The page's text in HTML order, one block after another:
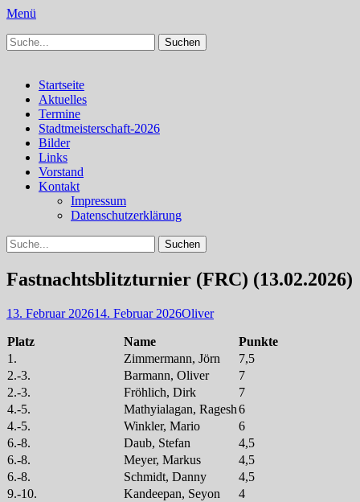
Menü
Schachfreunde Bürstadt
Schachfreunde im Web
Suchen
nach:
Primäres
Menü
Zum
Inhalt
springen
Startseite
Aktuelles
Termine
Stadtmeisterschaft-2026
Bilder
Links
Vorstand
Kontakt
Impressum
Datenschutzerklärung
Suchen
Suchen
nach:
Fastnachtsblitzturnier (FRC) (13.02.2026)
Veröffentlicht
13. Februar 202614. Februar 2026Autor
Oliver
Platz Name
Punkte
1.
Zimmermann, Jörn
7,5
2.-3.
Barmann, Oliver
7
2.-3.
Fröhlich, Dirk
7
4.-5.
Mathyialagan, Ragesh6
4.-5.
Winkler, Mario
6
6.-8.
Daub, Stefan
4,5
6.-8.
Meyer, Markus
4,5
6.-8.
Schmidt, Danny
4,5
9.-10.
Kandeepan, Seyon
4